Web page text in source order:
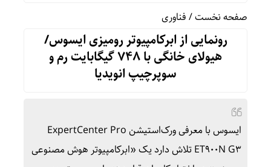
صفحه نخست/فناوری
رونمایی از ابرکامپیوتر رومیزی ایسوس/
هیولای خانگی با ۷۴۸ گیگابایت رم و
سوپرچیپ انویدیا
ایسوس با معرفی ورک‌استیشن ExpertCenter Pro
ET900N G3 تلاش دارد یک «ابرکامپیوتر هوش مصنوعی